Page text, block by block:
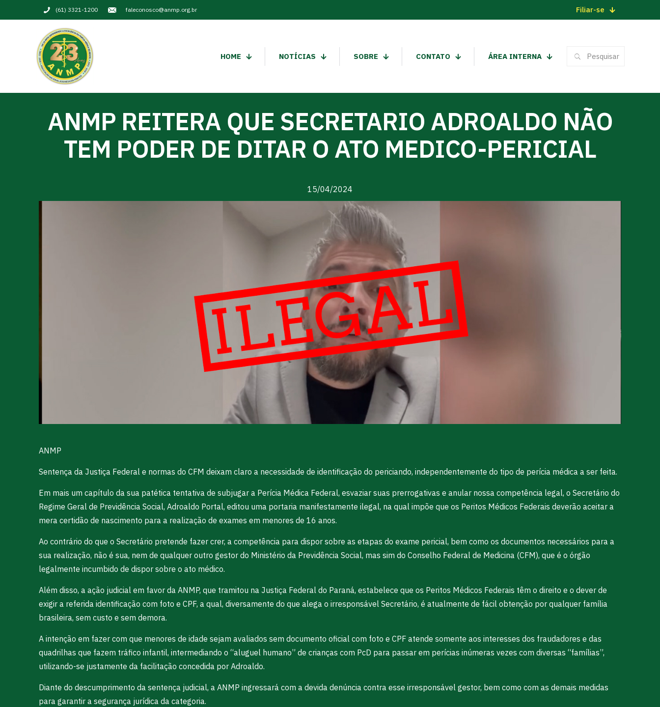
(61) 3321-1200 faleconosco@anmp.org.br Filiar-se
HOME NOTÍCIAS SOBRE CONTATO ÁREA INTERNA
ANMP REITERA QUE SECRETARIO ADROALDO NÃO
TEM PODER DE DITAR O ATO MEDICO-PERICIAL
15/04/2024
ANMP
Sentença da Justiça Federal e normas do CFM deixam claro a necessidade de identificação do periciando, independentemente do tipo de perícia médica a ser feita.
Em mais um capítulo da sua patética tentativa de subjugar a Perícia Médica Federal, esvaziar suas prerrogativas e anular nossa competência legal, o Secretário do
Regime Geral de Previdência Social, Adroaldo Portal, editou uma portaria manifestamente ilegal, na qual impõe que os Peritos Médicos Federais deverão aceitar a
mera certidão de nascimento para a realização de exames em menores de 16 anos.
Ao contrário do que o Secretário pretende fazer crer, a competência para dispor sobre as etapas do exame pericial, bem como os documentos necessários para a
sua realização, não é sua, nem de qualquer outro gestor do Ministério da Previdência Social, mas sim do Conselho Federal de Medicina (CFM), que é o órgão
legalmente incumbido de dispor sobre o ato médico.
Além disso, a ação judicial em favor da ANMP, que tramitou na Justiça Federal do Paraná, estabelece que os Peritos Médicos Federais têm o direito e o dever de
exigir a referida identificação com foto e CPF, a qual, diversamente do que alega o irresponsável Secretário, é atualmente de fácil obtenção por qualquer família
brasileira, sem custo e sem demora.
A intenção em fazer com que menores de idade sejam avaliados sem documento oficial com foto e CPF atende somente aos interesses dos fraudadores e das
quadrilhas que fazem tráfico infantil, intermediando o “aluguel humano” de crianças com PcD para passar em perícias inúmeras vezes com diversas “famílias”,
utilizando-se justamente da facilitação concedida por Adroaldo.
Diante do descumprimento da sentença judicial, a ANMP ingressará com a devida denúncia contra esse irresponsável gestor, bem como com as demais medidas
para garantir a segurança jurídica da categoria.